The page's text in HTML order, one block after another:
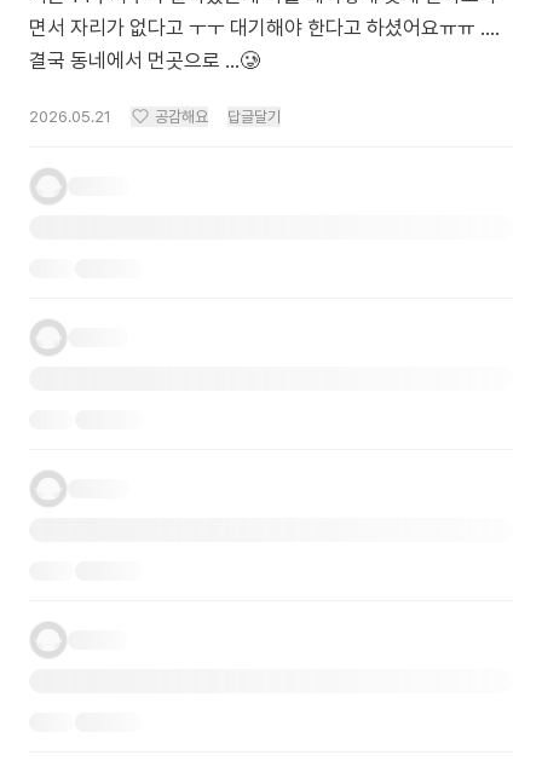
면서 자리가 없다고 ㅜㅜ 대기해야 한다고 하셨어요ㅠㅠ ….
결국 동네에서 먼곳으로 …🥲
2026.05.21 공감해요 답글달기